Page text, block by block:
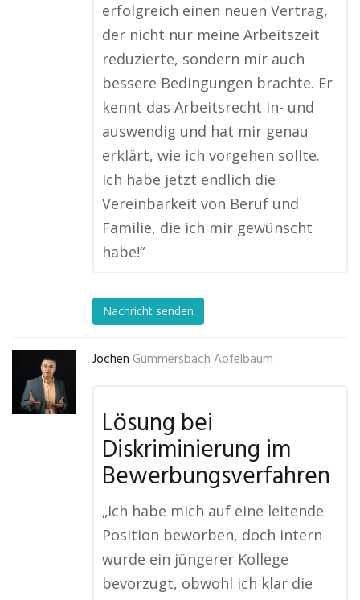
erfolgreich einen neuen Vertrag,
der nicht nur meine Arbeitszeit
reduzierte, sondern mir auch
bessere Bedingungen brachte. Er
kennt das Arbeitsrecht in- und
auswendig und hat mir genau
erklärt, wie ich vorgehen sollte.
Ich habe jetzt endlich die
Vereinbarkeit von Beruf und
Familie, die ich mir gewünscht
habe!“
Nachricht senden
Jochen Gummersbach Apfelbaum
Lösung bei
Diskriminierung im
Bewerbungsverfahren
„Ich habe mich auf eine leitende
Position beworben, doch intern
wurde ein jüngerer Kollege
bevorzugt, obwohl ich klar die